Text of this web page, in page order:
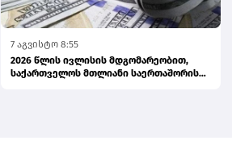
7 აგვისტო 8:55
2026 წლის ივლისის მდგომარეობით,
საქართველოს მთლიანი საერთაშორისო